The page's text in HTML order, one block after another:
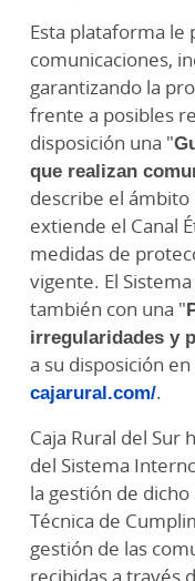
Esta plataforma
comunicaciones,
garantizando la
frente a posibles
disposición una "
que realizan
describe el
extiende el Canal
medidas de
vigente. El
también con una "
irregularidades y
a su disposición en
cajarural.com/.
Caja Rural del Sur
del Sistema
la gestión de
Técnica de
gestión de las